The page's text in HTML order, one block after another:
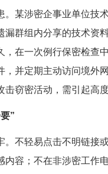
涉密企事业单位技术
漏群组内分享的技术资
，在一次例行保密检查
，并定期主动访问境外
窃密活动，需引起高度
”
轻易点击不明链接或
内容；不在非涉密工作